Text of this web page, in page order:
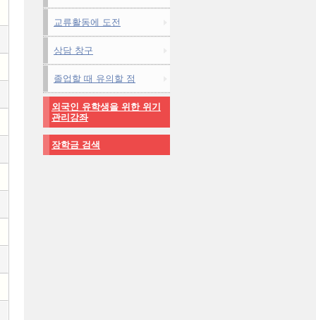
교류활동에 도전
상담 창구
졸업할 때 유의할 점
외국인 유학생을 위한 위기
관리강좌
장학금 검색